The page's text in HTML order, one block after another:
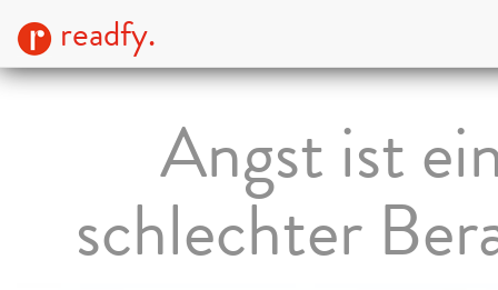
readfy.
Angst ist
schlechter